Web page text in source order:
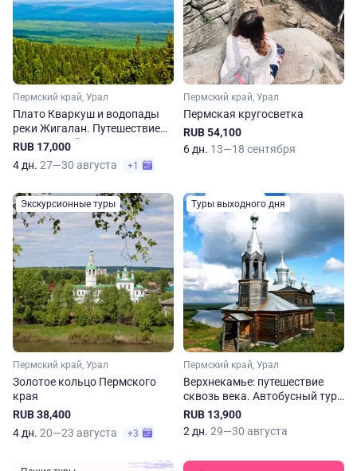
Пермский край, Урал
Плато Кваркуш и водопады
реки Жигалан. Путешествие
на Северный Урал
RUB 17,000
4 дн. 27—30 августа +1
Пермский край, Урал
Пермская кругосветка
RUB 54,100
6 дн. 13—18 сентября
Экскурсионные туры
Пермский край, Урал
Золотое кольцо Пермского
края
RUB 38,400
4 дн. 20—23 августа +3
Туры выходного дня
Пермский край, Урал
Верхнекамье: путешествие
сквозь века. Автобусный тур
по Пермскому краю
RUB 13,900
2 дн. 29—30 августа